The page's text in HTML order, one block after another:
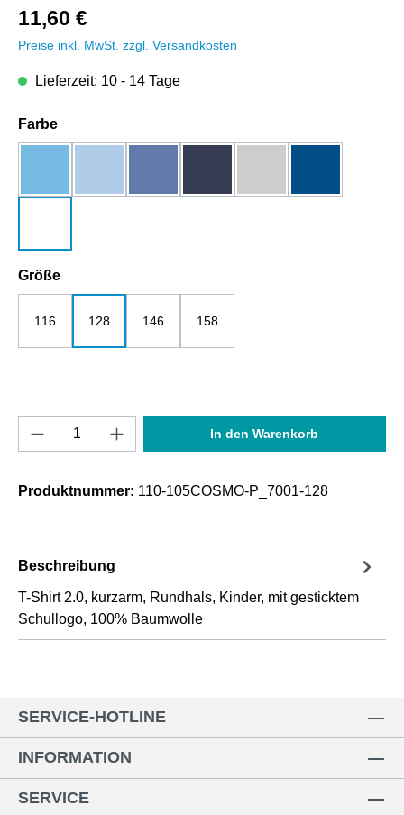
11,60 €
Preise inkl. MwSt. zzgl. Versandkosten
Lieferzeit: 10 - 14 Tage
Farbeauswählen
Größeauswählen
116 128 146 158
Produkt Anzahl: Gib den gewünschten
In den Warenkorb
Produktnummer: 110-105COSMO-P_7001-128
Beschreibung
T-Shirt 2.0, kurzarm, Rundhals, Kinder, mit gesticktem
Schullogo, 100% Baumwolle
SERVICE-HOTLINE
INFORMATION
SERVICE